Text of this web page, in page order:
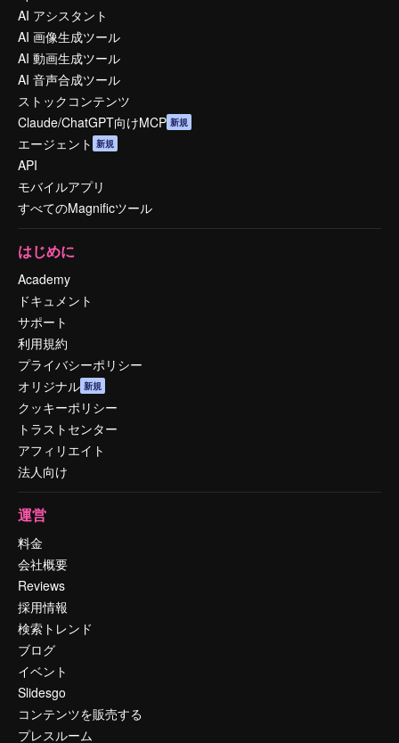
AI アシスタント
AI 画像生成ツール
AI 動画生成ツール
AI 音声合成ツール
ストックコンテンツ
Claude/ChatGPT向けMCP 新規
エージェント 新規
API
モバイルアプリ
すべてのMagnificツール
はじめに
Academy
ドキュメント
サポート
利用規約
プライバシーポリシー
オリジナル 新規
クッキーポリシー
トラストセンター
アフィリエイト
法人向け
運営
料金
会社概要
Reviews
採用情報
検索トレンド
ブログ
イベント
Slidesgo
コンテンツを販売する
プレスルーム